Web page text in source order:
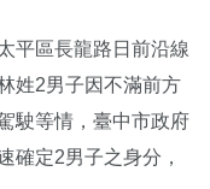
平區長龍路日前沿線
姓2男子因不滿前方
駛等情，臺中市政府
確定2男子之身分，